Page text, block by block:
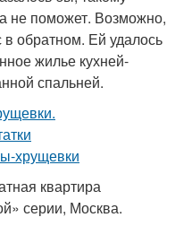
не поможет. Возможно,
обратном. Ей удалось
жилье кухней-
спальней.
квартира
серии, Москва.